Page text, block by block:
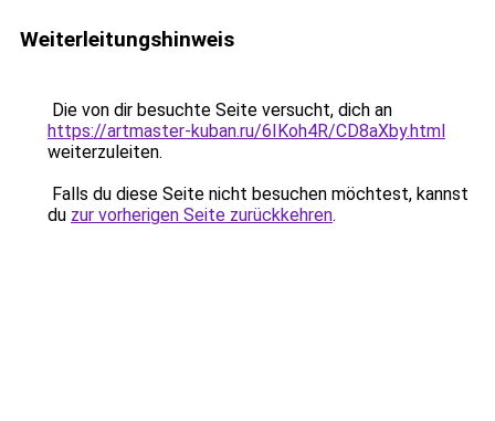
Weiterleitungshinweis
Die von dir besuchte Seite versucht, dich an
https://artmaster-kuban.ru/6IKoh4R/CD8aXby.html
weiterzuleiten.
Falls du diese Seite nicht besuchen möchtest, kannst
du zur vorherigen Seite zurückkehren.